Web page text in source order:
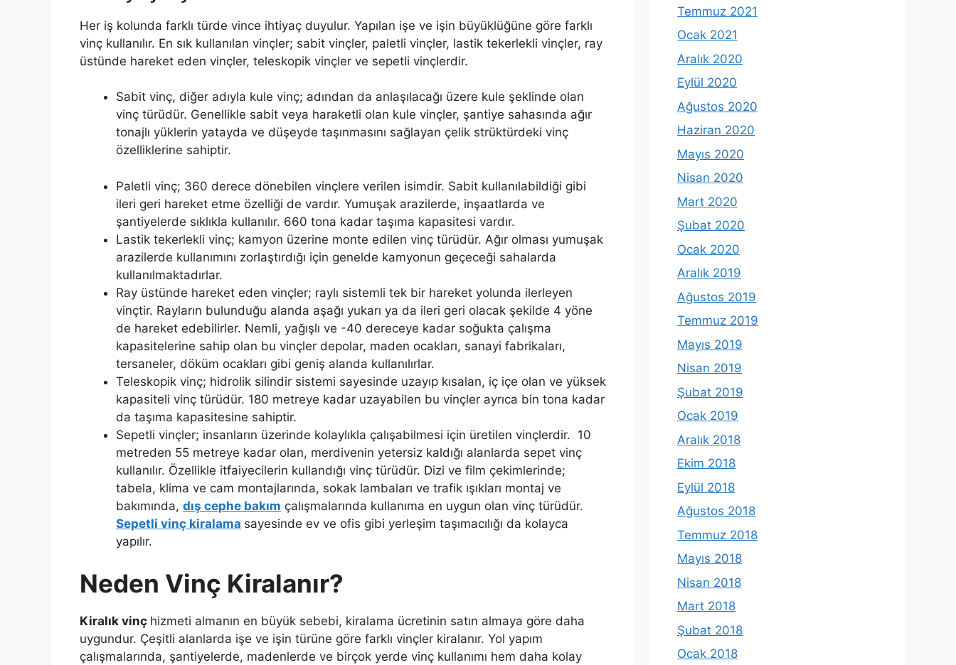
Her iş kolunda farklı türde vince ihtiyaç duyulur. Yapılan işe ve işin büyüklüğüne göre farklı
vinç kullanılır. En sık kullanılan vinçler; sabit vinçler, paletli vinçler, lastik tekerlekli vinçler, ray
üstünde hareket eden vinçler, teleskopik vinçler ve sepetli vinçlerdir.
Sabit vinç, diğer adıyla kule vinç; adından da anlaşılacağı üzere kule şeklinde olan
vinç türüdür. Genellikle sabit veya haraketli olan kule vinçler, şantiye sahasında ağır
tonajlı yüklerin yatayda ve düşeyde taşınmasını sağlayan çelik strüktürdeki vinç
özelliklerine sahiptir.
Paletli vinç; 360 derece dönebilen vinçlere verilen isimdir. Sabit kullanılabildiği gibi
ileri geri hareket etme özelliği de vardır. Yumuşak arazilerde, inşaatlarda ve
şantiyelerde sıklıkla kullanılır. 660 tona kadar taşıma kapasitesi vardır.
Lastik tekerlekli vinç; kamyon üzerine monte edilen vinç türüdür. Ağır olması yumuşak
arazilerde kullanımını zorlaştırdığı için genelde kamyonun geçeceği sahalarda
kullanılmaktadırlar.
Ray üstünde hareket eden vinçler; raylı sistemli tek bir hareket yolunda ilerleyen
vinçtir. Rayların bulunduğu alanda aşağı yukarı ya da ileri geri olacak şekilde 4 yöne
de hareket edebilirler. Nemli, yağışlı ve -40 dereceye kadar soğukta çalışma
kapasitelerine sahip olan bu vinçler depolar, maden ocakları, sanayi fabrikaları,
tersaneler, döküm ocakları gibi geniş alanda kullanılırlar.
Teleskopik vinç; hidrolik silindir sistemi sayesinde uzayıp kısalan, iç içe olan ve yüksek
kapasiteli vinç türüdür. 180 metreye kadar uzayabilen bu vinçler ayrıca bin tona kadar
da taşıma kapasitesine sahiptir.
Sepetli vinçler; insanların üzerinde kolaylıkla çalışabilmesi için üretilen vinçlerdir. 10
metreden 55 metreye kadar olan, merdivenin yetersiz kaldığı alanlarda sepet vinç
kullanılır. Özellikle itfaiyecilerin kullandığı vinç türüdür. Dizi ve film çekimlerinde;
tabela, klima ve cam montajlarında, sokak lambaları ve trafik ışıkları montaj ve
bakımında, dış cephe bakım çalışmalarında kullanıma en uygun olan vinç türüdür.
Sepetli vinç kiralama sayesinde ev ve ofis gibi yerleşim taşımacılığı da kolayca
yapılır.
Neden Vinç Kiralanır?
Kiralık vinç hizmeti almanın en büyük sebebi, kiralama ücretinin satın almaya göre daha
uygundur. Çeşitli alanlarda işe ve işin türüne göre farklı vinçler kiralanır. Yol yapım
çalışmalarında, şantiyelerde, madenlerde ve birçok yerde vinç kullanımı hem daha kolay
Temmuz 2021
Ocak 2021
Aralık 2020
Eylül 2020
Ağustos 2020
Haziran 2020
Mayıs 2020
Nisan 2020
Mart 2020
Şubat 2020
Ocak 2020
Aralık 2019
Ağustos 2019
Temmuz 2019
Mayıs 2019
Nisan 2019
Şubat 2019
Ocak 2019
Aralık 2018
Ekim 2018
Eylül 2018
Ağustos 2018
Temmuz 2018
Mayıs 2018
Nisan 2018
Mart 2018
Şubat 2018
Ocak 2018